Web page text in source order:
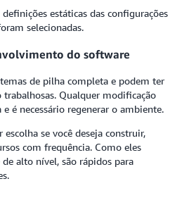
estáticas das configurações
selecionadas.
do software
de pilha completa e podem ter
trabalhosas. Qualquer modificação
é necessário regenerar o ambiente.
se você deseja construir,
com frequência. Como eles
alto nível, são rápidos para